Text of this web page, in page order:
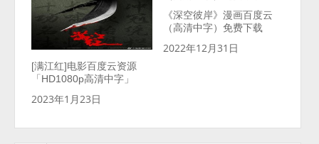
[满江红]电影百度云资源
「HD1080p高清中字」
2023年1月23日
《深空彼岸》漫画百度云
（高清中字）免费下载
2022年12月31日